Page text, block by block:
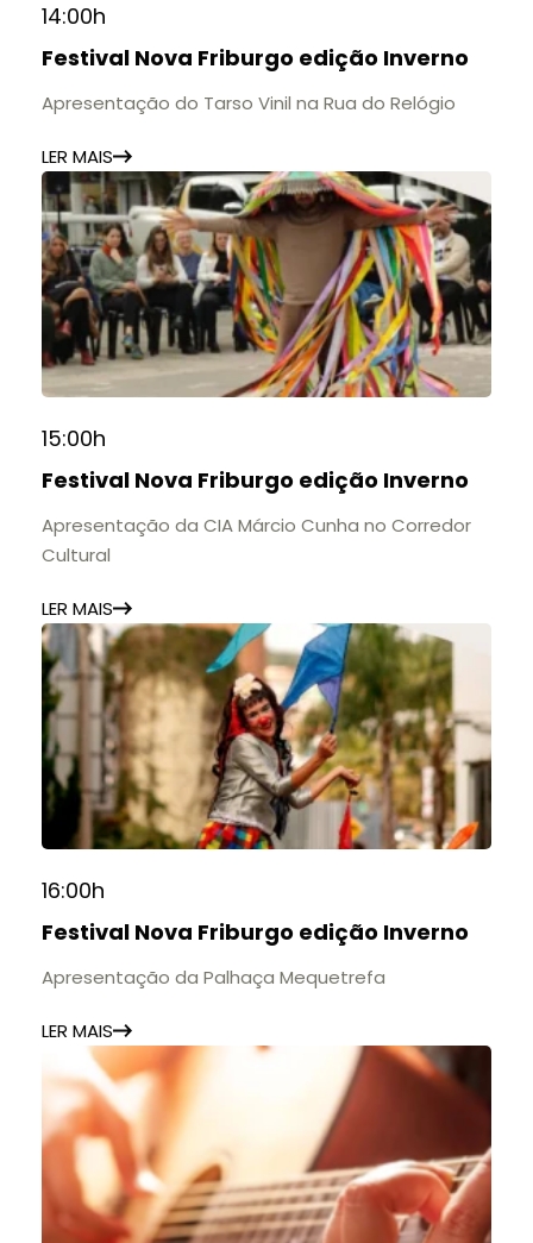
14:00h
Festival Nova Friburgo edição Inverno
Apresentação do Tarso Vinil na Rua do Relógio
LER MAIS
15:00h
Festival Nova Friburgo edição Inverno
Apresentação da CIA Márcio Cunha no Corredor
Cultural
LER MAIS
16:00h
Festival Nova Friburgo edição Inverno
Apresentação da Palhaça Mequetrefa
LER MAIS